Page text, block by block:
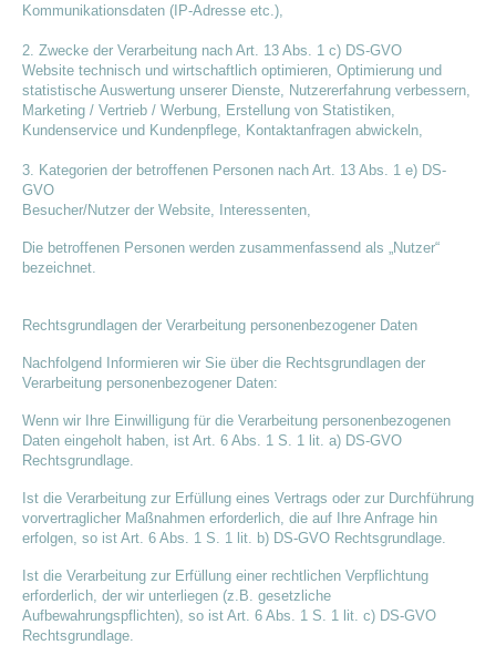
Kommunikationsdaten (IP-Adresse etc.),
2. Zwecke der Verarbeitung nach Art. 13 Abs. 1 c) DS-GVO
Website technisch und wirtschaftlich optimieren, Optimierung und
statistische Auswertung unserer Dienste, Nutzererfahrung verbessern,
Marketing / Vertrieb / Werbung, Erstellung von Statistiken,
Kundenservice und Kundenpflege, Kontaktanfragen abwickeln,
3. Kategorien der betroffenen Personen nach Art. 13 Abs. 1 e) DS-
GVO
Besucher/Nutzer der Website, Interessenten,
Die betroffenen Personen werden zusammenfassend als „Nutzer“
bezeichnet.
Rechtsgrundlagen der Verarbeitung personenbezogener Daten
Nachfolgend Informieren wir Sie über die Rechtsgrundlagen der
Verarbeitung personenbezogener Daten:
Wenn wir Ihre Einwilligung für die Verarbeitung personenbezogenen
Daten eingeholt haben, ist Art. 6 Abs. 1 S. 1 lit. a) DS-GVO
Rechtsgrundlage.
Ist die Verarbeitung zur Erfüllung eines Vertrags oder zur Durchführung
vorvertraglicher Maßnahmen erforderlich, die auf Ihre Anfrage hin
erfolgen, so ist Art. 6 Abs. 1 S. 1 lit. b) DS-GVO Rechtsgrundlage.
Ist die Verarbeitung zur Erfüllung einer rechtlichen Verpflichtung
erforderlich, der wir unterliegen (z.B. gesetzliche
Aufbewahrungspflichten), so ist Art. 6 Abs. 1 S. 1 lit. c) DS-GVO
Rechtsgrundlage.